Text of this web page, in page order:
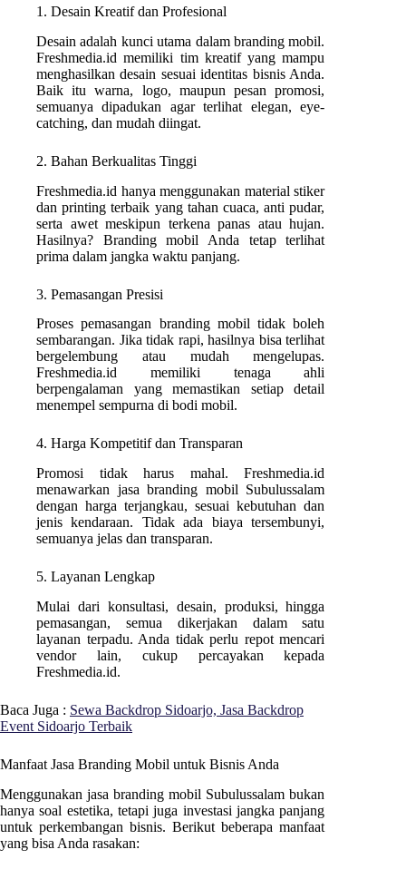
1. Desain Kreatif dan Profesional
Desain adalah kunci utama dalam branding mobil.
Freshmedia.id memiliki tim kreatif yang mampu
menghasilkan desain sesuai identitas bisnis Anda.
Baik itu warna, logo, maupun pesan promosi,
semuanya dipadukan agar terlihat elegan, eye-
catching, dan mudah diingat.
2. Bahan Berkualitas Tinggi
Freshmedia.id hanya menggunakan material stiker
dan printing terbaik yang tahan cuaca, anti pudar,
serta awet meskipun terkena panas atau hujan.
Hasilnya? Branding mobil Anda tetap terlihat
prima dalam jangka waktu panjang.
3. Pemasangan Presisi
Proses pemasangan branding mobil tidak boleh
sembarangan. Jika tidak rapi, hasilnya bisa terlihat
bergelembung atau mudah mengelupas.
Freshmedia.id memiliki tenaga ahli
berpengalaman yang memastikan setiap detail
menempel sempurna di bodi mobil.
4. Harga Kompetitif dan Transparan
Promosi tidak harus mahal. Freshmedia.id
menawarkan jasa branding mobil Subulussalam
dengan harga terjangkau, sesuai kebutuhan dan
jenis kendaraan. Tidak ada biaya tersembunyi,
semuanya jelas dan transparan.
5. Layanan Lengkap
Mulai dari konsultasi, desain, produksi, hingga
pemasangan, semua dikerjakan dalam satu
layanan terpadu. Anda tidak perlu repot mencari
vendor lain, cukup percayakan kepada
Freshmedia.id.
Baca Juga : Sewa Backdrop Sidoarjo, Jasa Backdrop
Event Sidoarjo Terbaik
Manfaat Jasa Branding Mobil untuk Bisnis Anda
Menggunakan jasa branding mobil Subulussalam bukan
hanya soal estetika, tetapi juga investasi jangka panjang
untuk perkembangan bisnis. Berikut beberapa manfaat
yang bisa Anda rasakan: